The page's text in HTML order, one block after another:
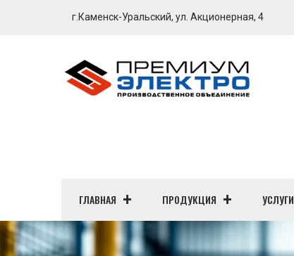
г.Каменск-Уральский, ул. Акционерная, 4
ГЛАВНАЯ ПРОДУКЦИЯ УСЛУГИ